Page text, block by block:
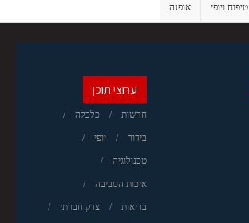
טיפוח ויופי אופנה
ערוצי תוכן
חדשות כלכלה
בידור יופי
טכנולוגיה
איכות הסביבה
בריאות צדק חברתי